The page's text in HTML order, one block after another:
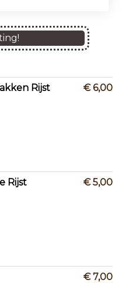
Rijst € 6,00
Rijst € 5,00
€ 7,00